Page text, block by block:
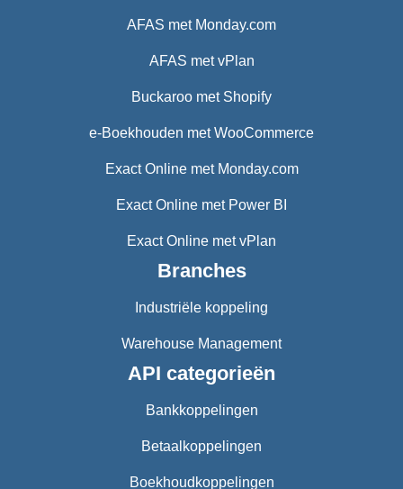
AFAS met Monday.com
AFAS met vPlan
Buckaroo met Shopify
e-Boekhouden met WooCommerce
Exact Online met Monday.com
Exact Online met Power BI
Exact Online met vPlan
Branches
Industriële koppeling
Warehouse Management
API categorieën
Bankkoppelingen
Betaalkoppelingen
Boekhoudkoppelingen